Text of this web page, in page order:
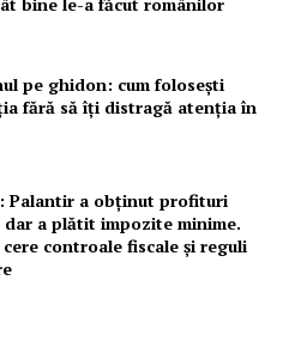
pe ghidon: cum folosești
fără să îți distragă atenția în
Palantir a obținut profituri
dar a plătit impozite minime.
cere controale fiscale și reguli